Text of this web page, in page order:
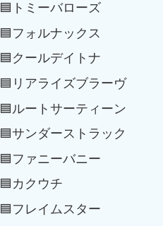
🟦トミーバローズ
🟦フォルナックス
🟦クールデイトナ
🟦リアライズブラーヴ
🟦ルートサーティーン
🟦サンダーストラック
🟦ファニーバニー
🟦カクウチ
🟦フレイムスター